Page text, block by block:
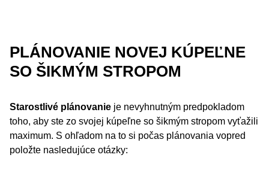
PLÁNOVANIE NOVEJ KÚPEĽNE
SO ŠIKMÝM STROPOM
Starostlivé plánovanie je nevyhnutným predpokladom
toho, aby ste zo svojej kúpeľne so šikmým stropom vyťažili
maximum. S ohľadom na to si počas plánovania vopred
položte nasledujúce otázky: